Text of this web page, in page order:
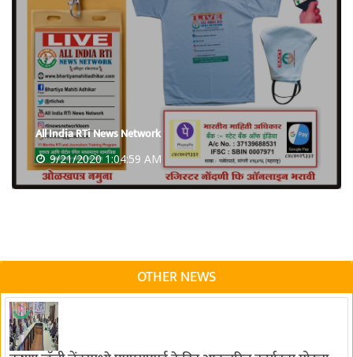
All India RTi News Network
9/21/2020 1:04:59 AM
OTHER NEWS